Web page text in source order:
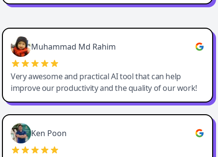
Easy-Peasy AI
Muhammad Md Rahim
Very awesome and practical AI tool that can help
improve our productivity and the quality of our work!
Ken Poon